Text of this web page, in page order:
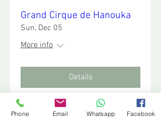
Grand Cirque de Hanouka
Sun, Dec 05
More info
Details
Phone Email Whatsapp Facebook